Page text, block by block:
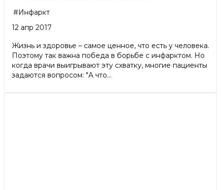
#Инфаркт
12 апр 2017
Жизнь и здоровье – самое ценное, что есть у человека.
Поэтому так важна победа в борьбе с инфарктом. Но
когда врачи выигрывают эту схватку, многие пациенты
задаются вопросом: "А что...